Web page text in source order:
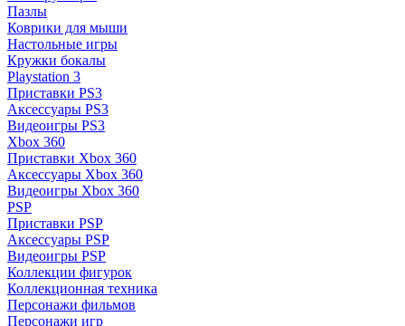
Пазлы
Коврики для мыши
Настольные игры
Кружки бокалы
Playstation 3
Приставки PS3
Аксессуары PS3
Видеоигры PS3
Xbox 360
Приставки Xbox 360
Аксессуары Xbox 360
Видеоигры Xbox 360
PSP
Приставки PSP
Аксессуары PSP
Видеоигры PSP
Коллекции фигурок
Коллекционная техника
Персонажи фильмов
Персонажи игр